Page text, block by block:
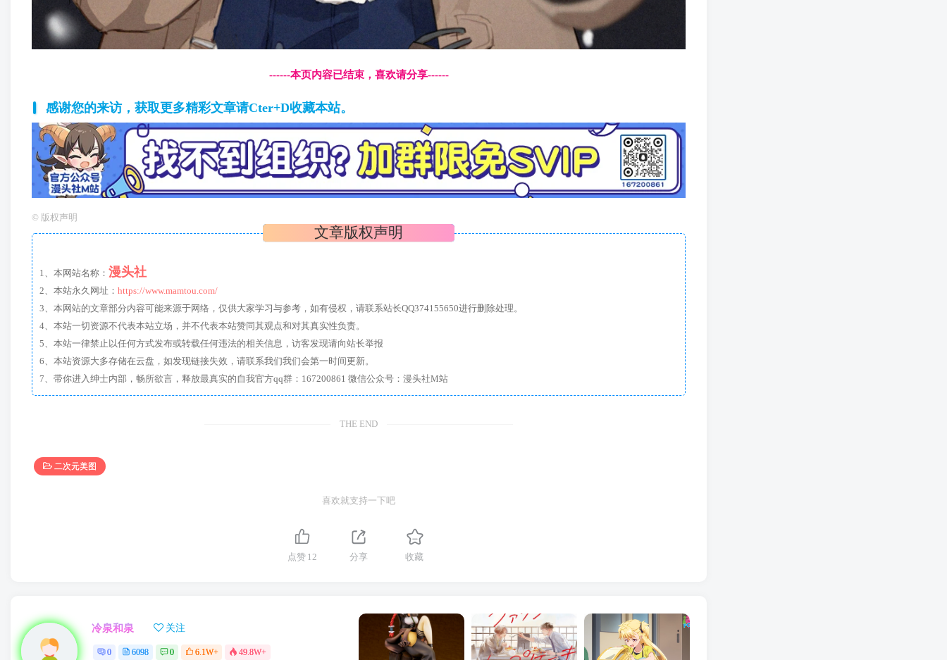
------本页内容已结束，喜欢请分享------
感谢您的来访，获取更多精彩文章请Cter+D收藏本站。
© 版权声明
文章版权声明
1、本网站名称： 漫头社
2、本站永久网址： https://www.mamtou.com/
3、本网站的文章部分内容可能来源于网络，仅供大家学习与参考，如有侵权，请联系站长QQ374155650进行删除处理。
4、本站一切资源不代表本站立场，并不代表本站赞同其观点和对其真实性负责。
5、本站一律禁止以任何方式发布或转载任何违法的相关信息，访客发现请向站长举报
6、本站资源大多存储在云盘，如发现链接失效，请联系我们我们会第一时间更新。
7、带你进入绅士内部，畅所欲言，释放最真实的自我官方qq群：167200861 微信公众号：漫头社M站
THE END
二次元美图
喜欢就支持一下吧
点赞 12 分享 收藏
冷泉和泉 关注
0 6098 0 6.1W+ 49.8W+